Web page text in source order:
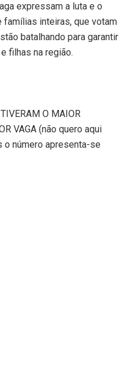
expressam a luta e o
famílias inteiras, que votam
batalhando para garantir
filhas na região.
O MAIOR
VAGA (não quero aqui
o número apresenta-se